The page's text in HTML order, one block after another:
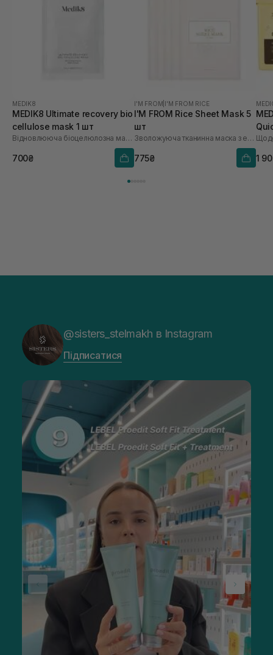
MEDIK8
MEDIK8 Ultimate recovery bio
cellulose mask 1 шт
Відновлююча біоцелюлозна маска з цинком
700₴
I'M FROM I'M FROM RICE
I'M FROM Rice Sheet Mask 5
шт
Зволожуюча тканинна маска з екстрактом рису
775₴ 1
@sisters_stelmakh в Instagram
Підписатися